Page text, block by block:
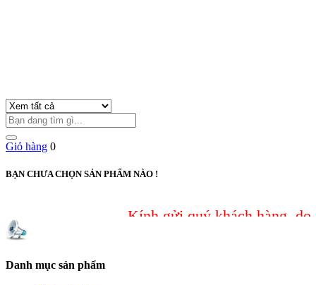
Giỏ hàng 0
BẠN CHƯA CHỌN SẢN PHẨM NÀO !
Kính gửi quý khách hàng, do
Danh mục sản phẩm